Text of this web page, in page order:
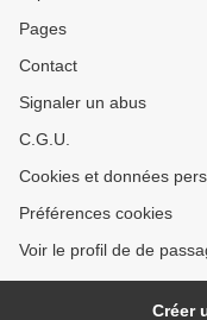
Pages
Contact
Signaler un abus
C.G.U.
Cookies et données
Préférences cookies
Voir le profil de de
Créer